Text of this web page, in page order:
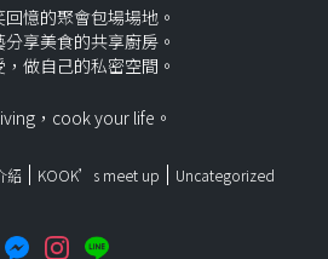
憶的聚會包場場地。
享美食的共享廚房。
做自己的私密空間。
，cook your life。
紹 KOOK’s meet up
Uncategorized